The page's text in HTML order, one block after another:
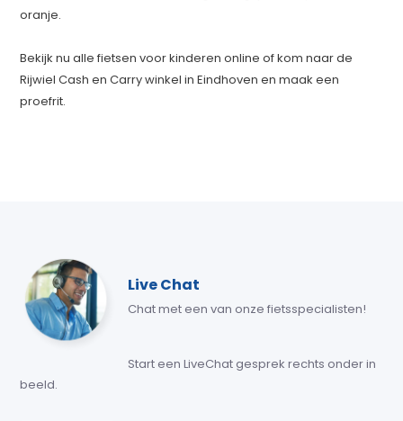
oranje.
Bekijk nu alle fietsen voor kinderen online of kom naar de
Rijwiel Cash en Carry winkel in Eindhoven en maak een
proefrit.
Live Chat
Chat met een van onze fietsspecialisten!
Start een LiveChat gesprek rechts onder in
beeld.